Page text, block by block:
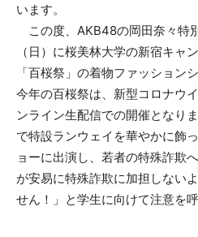
います。
この度、AKB48の岡田奈々特
（日）に桜美林大学の新宿キャ
「百桜祭」の着物ファッション
今年の百桜祭は、新型コロナウ
ンライン生配信での開催となり
で特設ランウェイを華やかに飾
ョーに出演し、若者の特殊詐欺
が安易に特殊詐欺に加担しない
せん！」と学生に向けて注意を呼